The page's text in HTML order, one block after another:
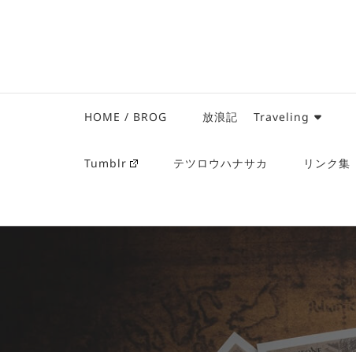
HOME / BROG 放浪記 Traveling
Tumblr テツロウハナサカ リンク集